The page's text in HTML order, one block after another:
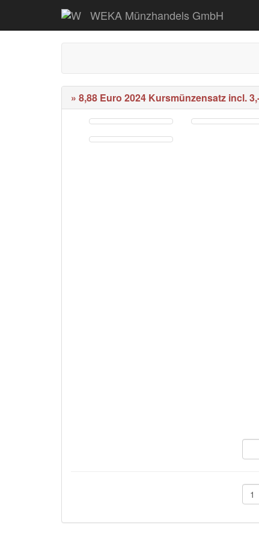
WEKA Münzhandels GmbH
» 8,88 Euro 2024 Kursmünzensatz incl.